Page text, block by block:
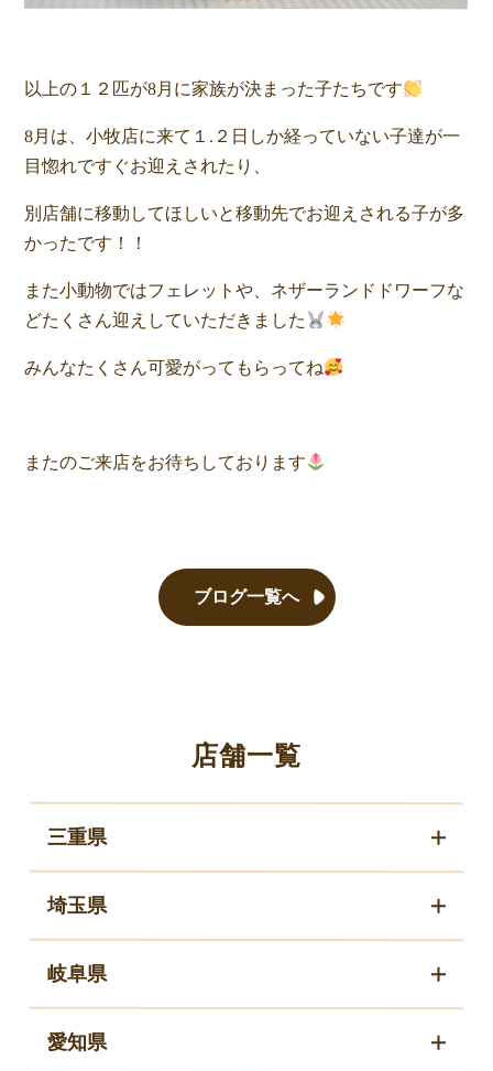
以上の１２匹が8月に家族が決まった子たちです
8月は、小牧店に来て１.２日しか経っていない子達が一
目惚れですぐお迎えされたり、
別店舗に移動してほしいと移動先でお迎えされる子が多
かったです！！
また小動物ではフェレットや、ネザーランドドワーフな
どたくさん迎えしていただきました
みんなたくさん可愛がってもらってね
またのご来店をお待ちしております
ブログ一覧へ
店舗一覧
三重県
埼玉県
岐阜県
愛知県